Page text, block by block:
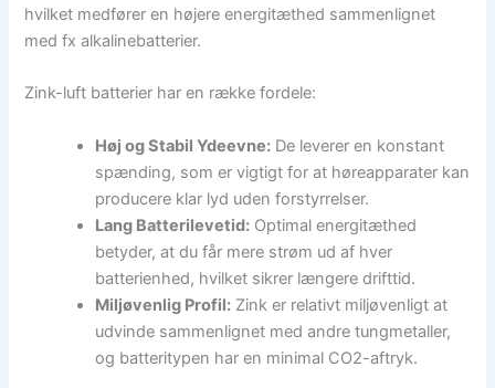
hvilket medfører en højere energitæthed sammenlignet
med fx alkalinebatterier.
Zink-luft batterier har en række fordele:
Høj og Stabil Ydeevne: De leverer en konstant
spænding, som er vigtigt for at høreapparater kan
producere klar lyd uden forstyrrelser.
Lang Batterilevetid: Optimal energitæthed
betyder, at du får mere strøm ud af hver
batterienhed, hvilket sikrer længere drifttid.
Miljøvenlig Profil: Zink er relativt miljøvenligt at
udvinde sammenlignet med andre tungmetaller,
og batteritypen har en minimal CO2-aftryk.